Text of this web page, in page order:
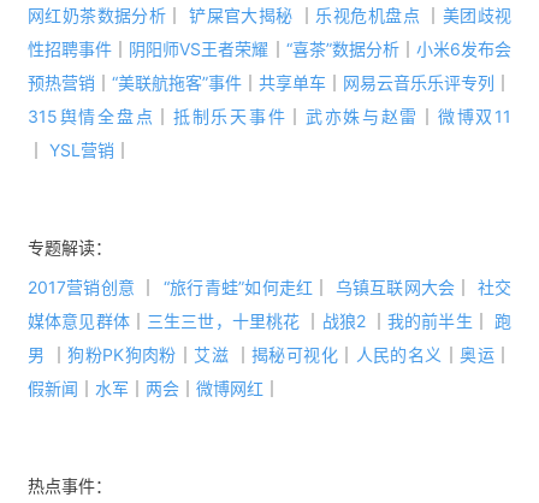
网红奶茶数据分析
铲屎官大揭秘 乐视危机盘点
美团歧视
性招聘事件
阴阳师VS王者荣耀 “喜茶”数据分析｜ 小米6发布会
预热营销
“美联航拖客”事件 共享单车 网易云音乐乐评专列
315舆情全盘点
抵制乐天事件 武亦姝与赵雷
微博双11
YSL营销
专题解读：
2017营销创意 “旅行青蛙”如何走红 乌镇互联网大会
社交
媒体意见群体｜ 三生三世，十里桃花 战狼2 ｜我的前半生
跑
男 ｜狗粉PK狗肉粉 艾滋 ｜揭秘可视化 人民的名义 ｜奥运
假新闻
水军 两会 微博网红
热点事件：